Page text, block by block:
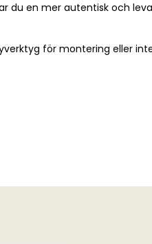
du en mer autentisk och
för montering eller